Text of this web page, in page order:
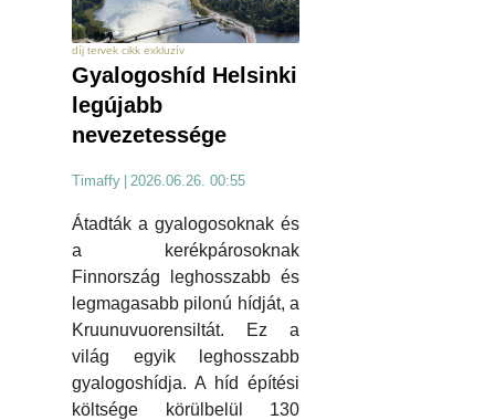
díj tervek cikk exkluzív
Gyalogoshíd Helsinki
legújabb
nevezetessége
Timaffy | 2026.06.26. 00:55
Átadták a gyalogosoknak és
a kerékpárosoknak
Finnország leghosszabb és
legmagasabb pilonú hídját, a
Kruunuvuorensiltát. Ez a
világ egyik leghosszabb
gyalogoshídja. A híd építési
költsége körülbelül 130